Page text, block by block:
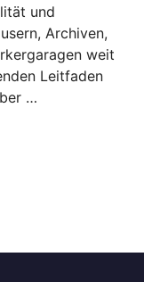
und
Archiven,
weit
Leitfaden
…